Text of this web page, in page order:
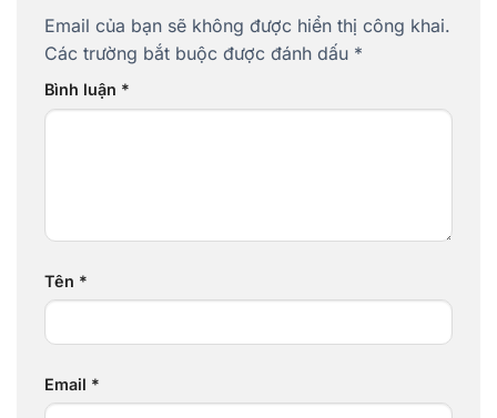
Email của bạn sẽ không được hiển thị công khai.
Các trường bắt buộc được đánh dấu *
Bình luận *
Tên *
Email *